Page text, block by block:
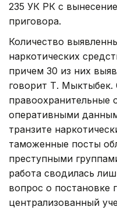
235 УК РК с
приговора.
Количество
наркотических
причем 30 из них
говорит Т. Мыктыбек.
правоохранительные
оперативными
транзите
таможенные посты
преступными
работа сводилась
вопрос о постановке
централизованный